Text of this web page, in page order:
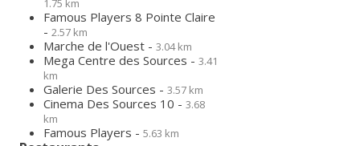
1.75 km
Famous Players 8 Pointe Claire
- 2.57 km
Marche de l'Ouest - 3.04 km
Mega Centre des Sources - 3.41
km
Galerie Des Sources - 3.57 km
Cinema Des Sources 10 - 3.68
km
Famous Players - 5.63 km